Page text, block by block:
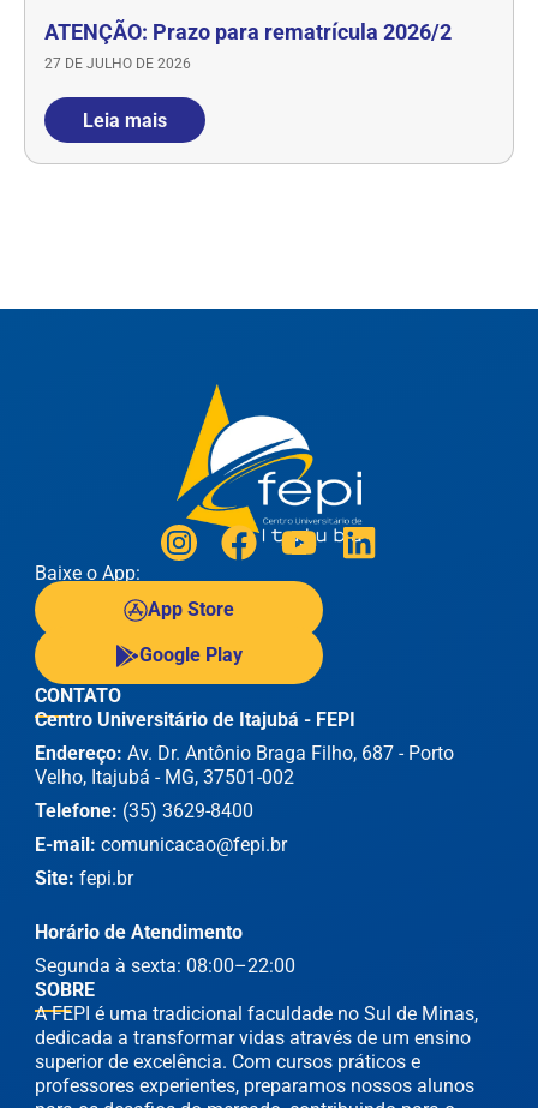
ATENÇÃO: Prazo para rematrícula 2026/2
27 DE JULHO DE 2026
Leia mais
Baixe o App:
App Store
Google Play
SOBRE
A FEPI é uma tradicional faculdade no Sul de Minas,
dedicada a transformar vidas através de um ensino
superior de excelência. Com cursos práticos e
professores experientes, preparamos nossos alunos
CONTATO
Centro Universitário de Itajubá - FEPI
Endereço: Av. Dr. Antônio Braga Filho, 687 - Porto
Velho, Itajubá - MG, 37501-002
Telefone: (35) 3629-8400
E-mail: comunicacao@fepi.br
Site: fepi.br
Horário de Atendimento
Segunda à sexta: 08:00–22:00